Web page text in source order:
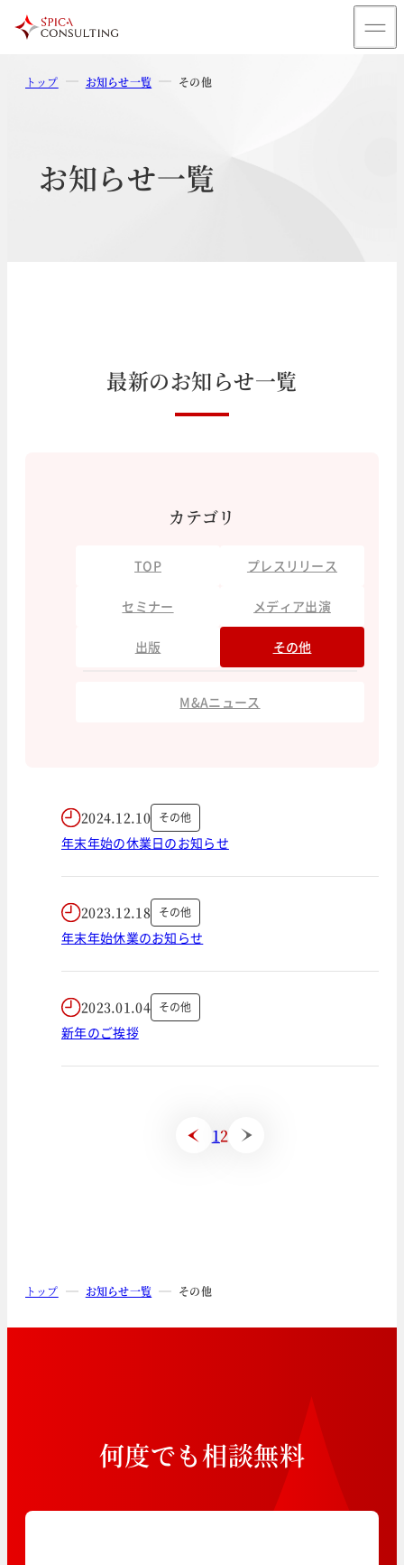
トップ お知らせ一覧 その他
お知らせ一覧
最新のお知らせ一覧
カテゴリ
TOP プレスリリース
セミナー メディア出演
出版 その他
M&Aニュース
2024.12.10 その他
年末年始の休業日のお知らせ
2023.12.18 その他
年末年始休業のお知らせ
2023.01.04 その他
新年のご挨拶
12
トップ お知らせ一覧 その他
何度でも相談無料